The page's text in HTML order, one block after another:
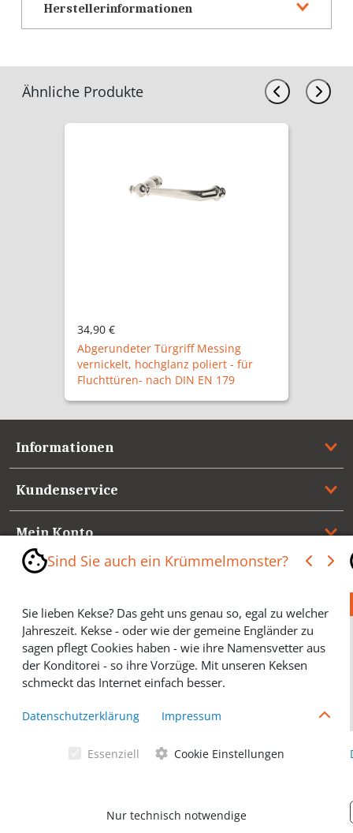
Herstellerinformationen
Ähnliche Produkte
Abgerundeter Türgriff Messing
patiniert - für Fluchttüren- nach DIN
EN 179
Informationen
Kundenservice
Mein Konto
Referenzen
Medienspiegel & Presseinformationen
*** Vertrag widerrufen ***
Sind Sie auch ein Krümmelmonster?
Sie lieben Kekse? Das geht uns genau so, egal zu welcher
Jahreszeit. Kekse - oder wie der gemeine Engländer zu
sagen pflegt Cookies haben - wie ihre Namensvetter aus
der Konditorei - so ihre Vorzüge. Mit unseren Keksen
schmeckt das Internet einfach besser.
Cookies helfen Ihnen, Ihre gewünschten Artikel schneller
Werbung sparen und selbstverständlich anonyme
Statistiken erstellen (#Ehrensache). Deshalb schmecken
Datenschutzerklärung Impressum
Essenziell Cookie Einstellungen
Nur technisch notwendige